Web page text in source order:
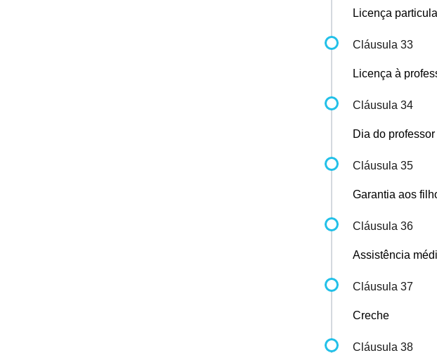
Licença
Cláusula 33
Licença à
Cláusula 34
Dia do professor
Cláusula 35
Garantia aos
Cláusula 36
Assistência
Cláusula 37
Creche
Cláusula 38